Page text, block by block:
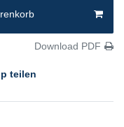
Download PDF
teilen